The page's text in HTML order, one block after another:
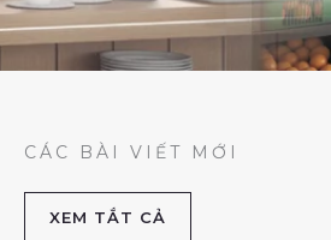
CÁC BÀI VIẾT MỚI
XEM TẮT CẢ